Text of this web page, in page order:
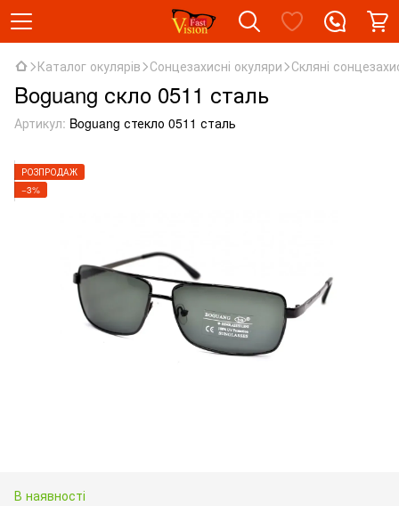
Каталог окулярів Сонцезахисні окуляри Скляні
Boguang скло 0511 сталь
Артикул: Boguang стекло 0511 сталь
РОЗПРОДАЖ
−3%
В наявності